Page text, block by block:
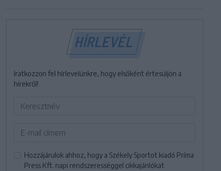
HÍRLEVÉL
Iratkozzon fel hírlevelünkre, hogy elsőként értesüljön a
hírekről!
Hozzájárulok ahhoz, hogy a Székely Sportot kiadó Príma
Press Kft. napi rendszerességgel cikkajánlókat